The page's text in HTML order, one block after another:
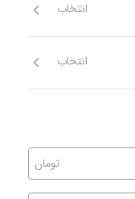
انتخاب
انتخاب
تومان